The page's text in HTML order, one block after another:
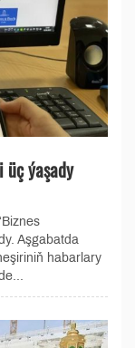
üç ýaşady
Aşgabatda
habarlary